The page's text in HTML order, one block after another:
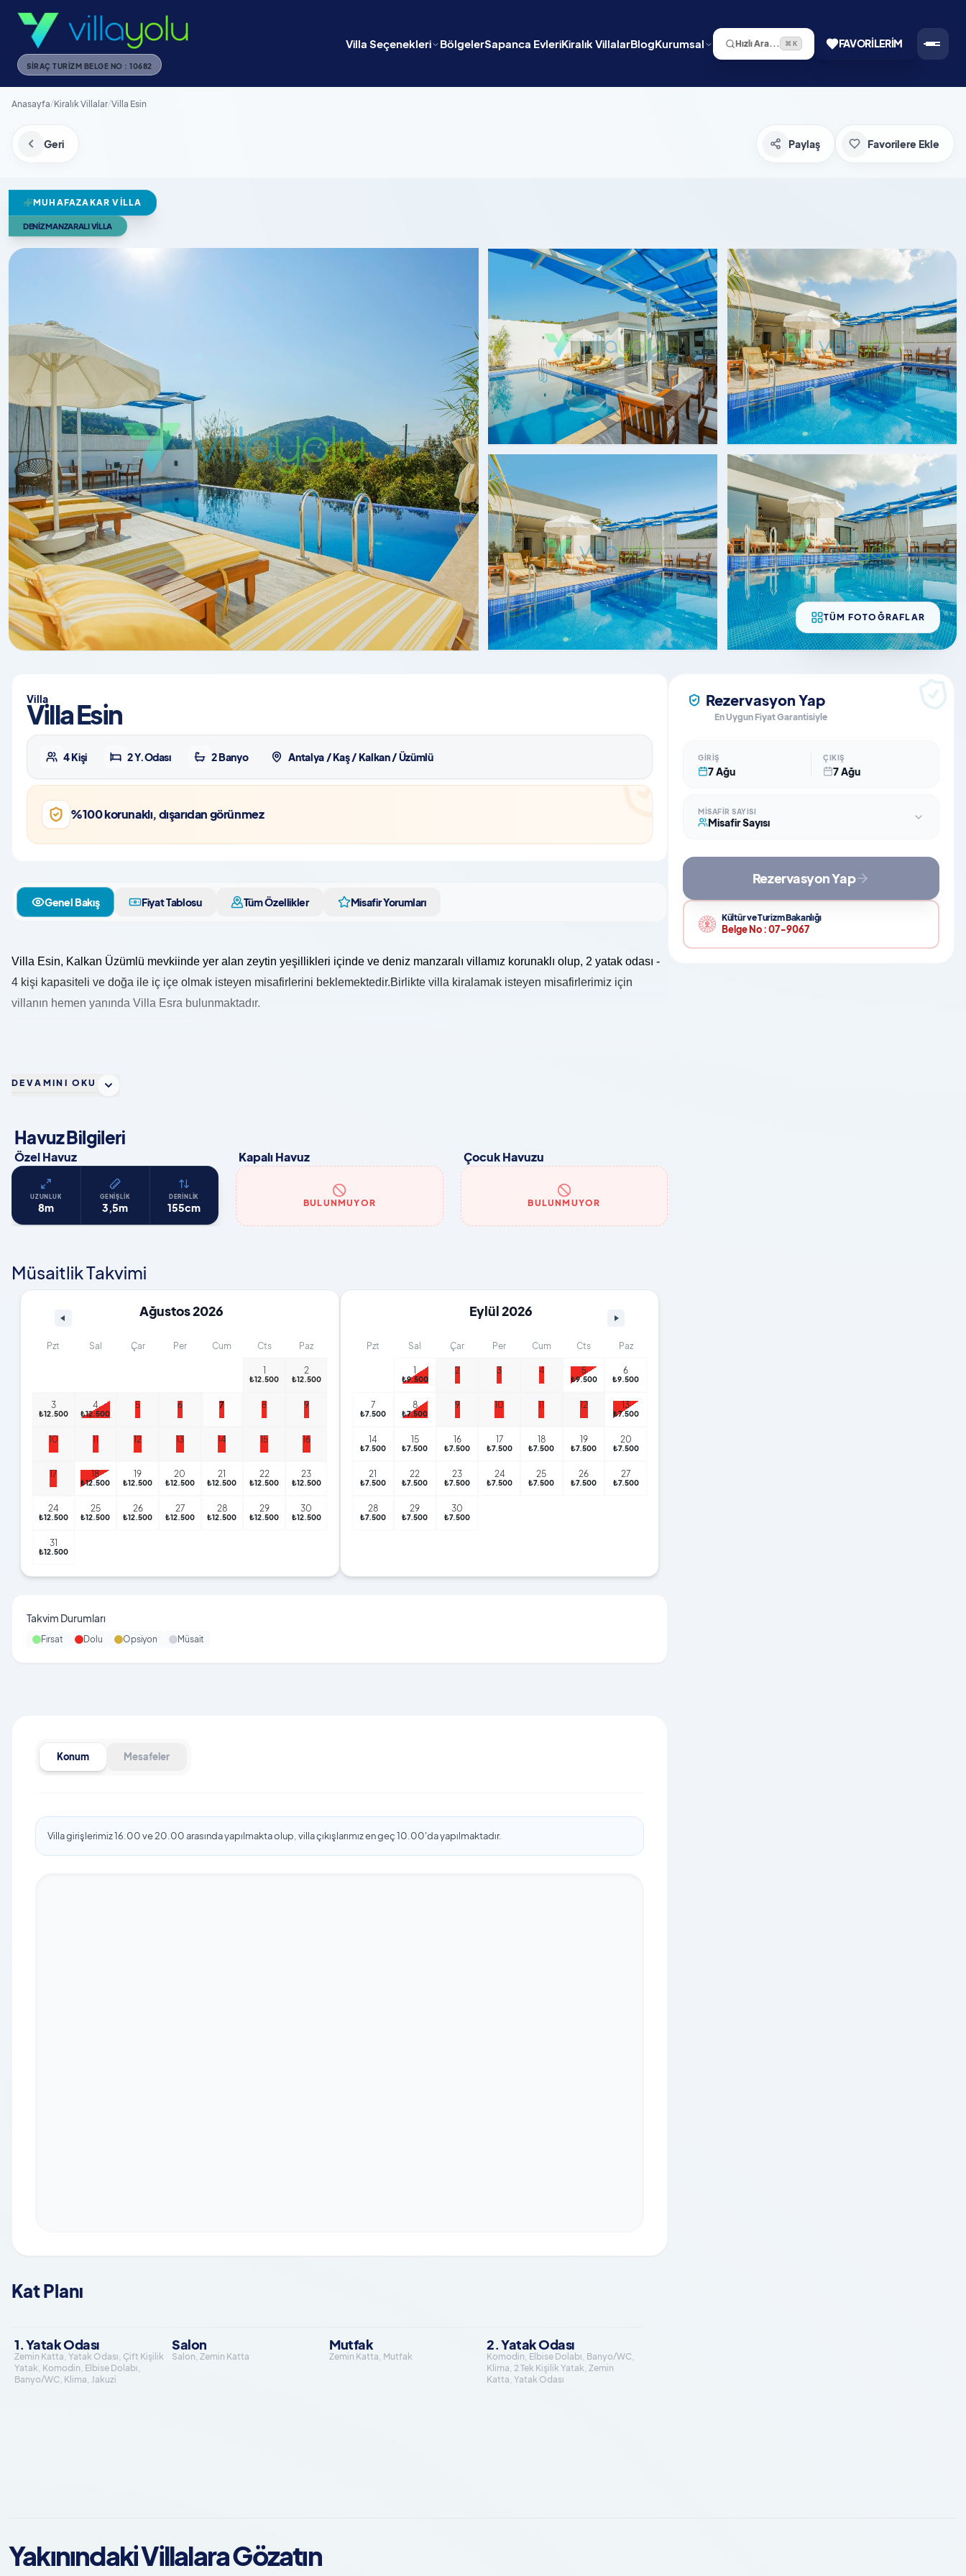
SIRAÇ TURIZM BELGE NO : 10682
Villa Seçenekleri BölgelerSapanca EvleriKiralık VillalarBlogKurumsal Hızlı Ara... ⌘ K FAVORILERIM
Anasayfa/Kiralık Villalar/Villa Esin
Geri Paylaş Favorilere Ekle
MUHAFAZAKAR VILLA
DENIZ MANZARALI VILLA
TÜM FOTOĞRAFLAR
Villa
Villa Esin
4 Kişi 2 Y.Odası 2 Banyo Antalya / Kaş / Kalkan / Üzümlü
%100 korunaklı, dışarıdan görünmez
Genel Bakış Fiyat Tablosu Tüm Özellikler Misafir Yorumları
Villa Esin, Kalkan Üzümlü mevkiinde yer alan zeytin yeşillikleri içinde ve deniz manzaralı villamız korunaklı olup, 2 yatak odası -
4 kişi kapasiteli ve doğa ile iç içe olmak isteyen misafirlerini beklemektedir.Birlikte villa kiralamak isteyen misafirlerimiz için
villanın hemen yanında Villa Esra bulunmaktadır.
DEVAMINI OKU
Havuz Bilgileri
Özel Havuz
UZUNLUK
8m
GENIŞLIK
3,5m
DERINLIK
155cm
Kapalı Havuz
BULUNMUYOR
Çocuk Havuzu
BULUNMUYOR
Müsaitlik Takvimi
Ağustos 2026
Pzt Sal Çar Per Cum Cts Paz
1
₺12.500
2
₺12.500
3
₺12.500
4
₺12.500
5 6 7 8 9
10 11 12 13 14 15 16
17 18
₺12.500
19
₺12.500
20
₺12.500
21
₺12.500
22
₺12.500
23
₺12.500
24
₺12.500
25
₺12.500
26
₺12.500
27
₺12.500
28
₺12.500
29
₺12.500
30
₺12.500
31
₺12.500
Eylül 2026
Pzt Sal Çar Per Cum Cts Paz
1
₺9.500
2 3 4 5
₺9.500
6
₺9.500
7
₺7.500
8
₺7.500
9 10 11 12 13
₺7.500
14
₺7.500
15
₺7.500
16
₺7.500
17
₺7.500
18
₺7.500
19
₺7.500
20
₺7.500
21
₺7.500
22
₺7.500
23
₺7.500
24
₺7.500
25
₺7.500
26
₺7.500
27
₺7.500
28
₺7.500
29
₺7.500
30
₺7.500
Takvim Durumları
Fırsat Dolu Opsiyon Müsait
Konum Mesafeler
Villa girişlerimiz 16.00 ve 20.00 arasında yapılmakta olup, villa çıkışlarımız en geç 10.00'da yapılmaktadır.
Kat Planı
1. Yatak Odası
Zemin Katta, Yatak Odası, Çift Kişilik
Yatak, Komodin, Elbise Dolabı,
Banyo/WC, Klima, Jakuzi
Salon
Salon, Zemin Katta
Mutfak
Zemin Katta, Mutfak
2. Yatak Odası
Komodin, Elbise Dolabı, Banyo/WC,
Klima, 2 Tek Kişilik Yatak, Zemin
Katta, Yatak Odası
Rezervasyon Yap
En Uygun Fiyat Garantisiyle
GIRIŞ
7 Ağu
ÇIKIŞ
7 Ağu
MISAFIR SAYISI
Misafir Sayısı
Rezervasyon Yap
Kültür ve Turizm Bakanlığı
Belge No :07-9067
Yakınındaki Villalara Gözatın